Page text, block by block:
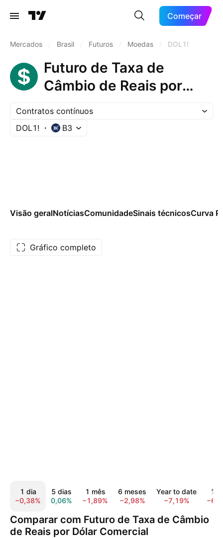
Começar
Mercados Brasil Futuros Moedas DOL1!
Futuro de Taxa de
Câmbio de Reais por
Dólar Comercial
Contratos contínuos
DOL1!
B3
Visão geralNotíciasComunidadeSinais técnicosCurva
Gráfico completo
1 dia
−0,38%
5 dias
0,06%
1 mês
−1,89%
6 meses
−2,98%
Year to date
−7,19%
1
Comparar com Futuro de Taxa de Câmbio
de Reais por Dólar Comercial